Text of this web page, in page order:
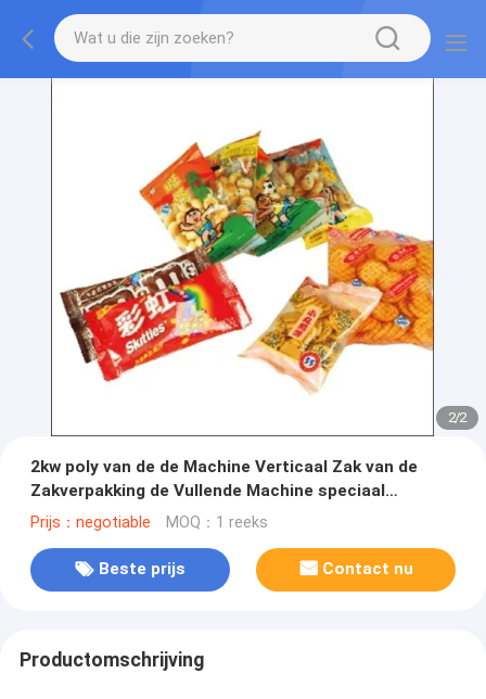
2/2
2kw poly van de de Machine Verticaal Zak van de
Zakverpakking de Vullende Machine speciaal
Geoptimaliseerd Ontwerp
Prijs：negotiable MOQ：1 reeks
Beste prijs Contact nu
Productomschrijving